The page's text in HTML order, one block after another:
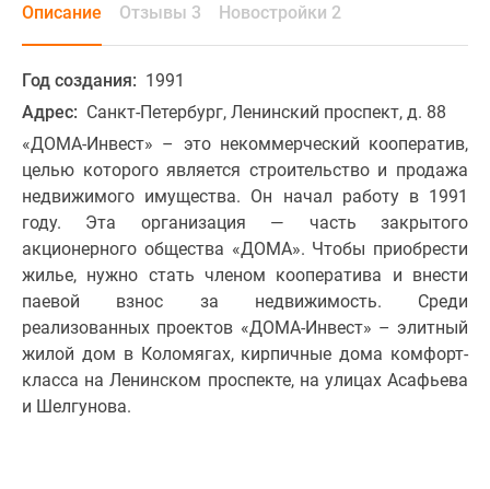
Описание Отзывы 3 Новостройки 2
Год создания: 1991
Адрес: Санкт-Петербург, Ленинский проспект, д. 88
«ДОМА-Инвест» – это некоммерческий кооператив,
целью которого является строительство и продажа
недвижимого имущества. Он начал работу в 1991
году. Эта организация — часть закрытого
акционерного общества «ДОМА». Чтобы приобрести
жилье, нужно стать членом кооператива и внести
паевой взнос за недвижимость. Среди
реализованных проектов «ДОМА-Инвест» – элитный
жилой дом в Коломягах, кирпичные дома комфорт-
класса на Ленинском проспекте, на улицах Асафьева
и Шелгунова.